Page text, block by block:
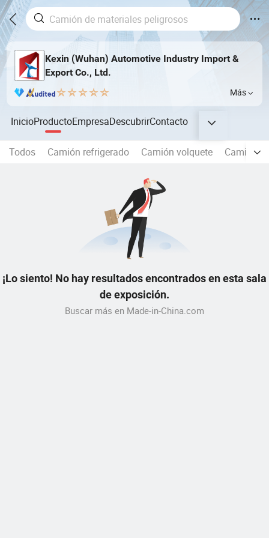
Kexin (Wuhan) Automotive Industry Import &
Export Co., Ltd.
Más
InicioProductoEmpresaDescubrirContacto
Todos Camión refrigerado Camión volquete Camión
¡Lo siento! No hay resultados encontrados en esta sala
de exposición.
Buscar más en Made-in-China.com